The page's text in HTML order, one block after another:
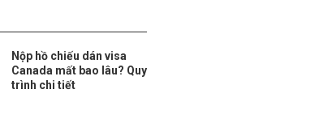
Nộp hồ chiếu dán visa
Canada mất bao lâu? Quy
trình chi tiết